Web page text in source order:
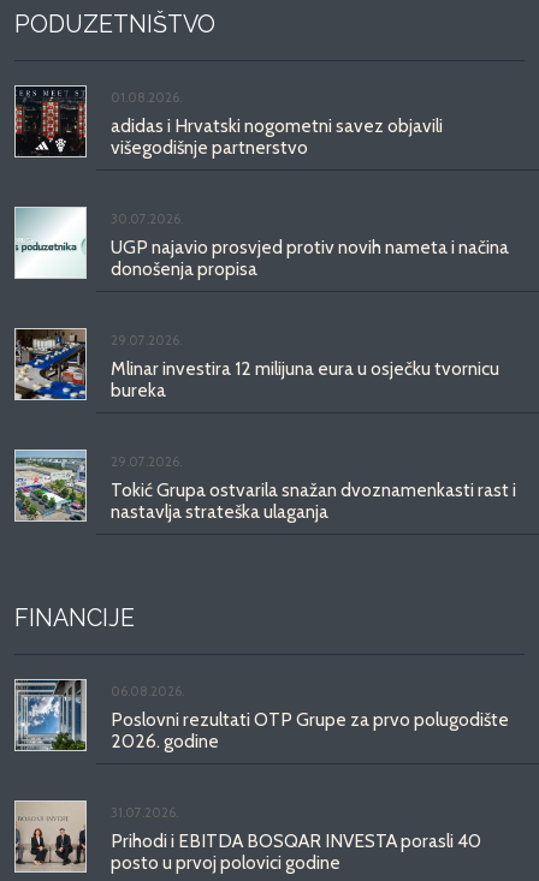
PODUZETNIŠTVO
01.08.2026.
adidas i Hrvatski nogometni savez objavili
višegodišnje partnerstvo
30.07.2026.
UGP najavio prosvjed protiv novih nameta i načina
donošenja propisa
29.07.2026.
Mlinar investira 12 milijuna eura u osječku tvornicu
bureka
29.07.2026.
Tokić Grupa ostvarila snažan dvoznamenkasti rast i
nastavlja strateška ulaganja
FINANCIJE
06.08.2026.
Poslovni rezultati OTP Grupe za prvo polugodište
2026. godine
31.07.2026.
Prihodi i EBITDA BOSQAR INVESTA porasli 40
posto u prvoj polovici godine